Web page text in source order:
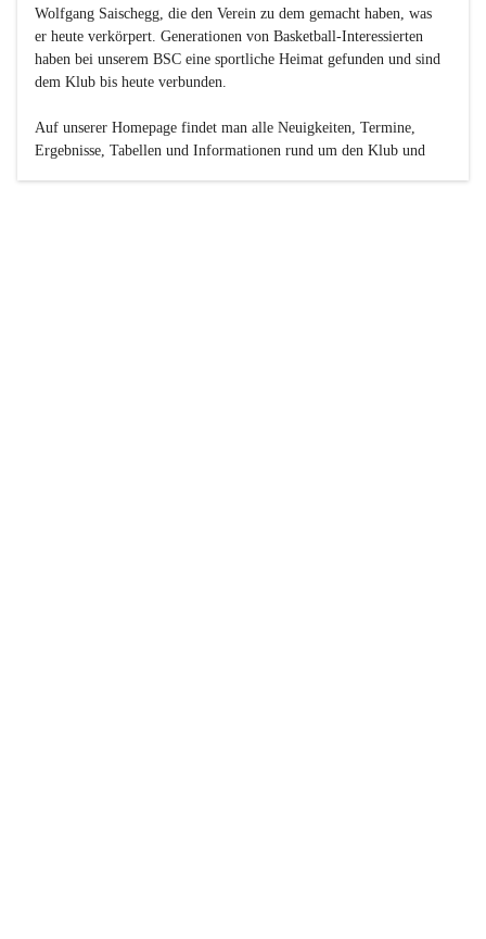
Wolfgang Saischegg, die den Verein zu dem gemacht haben, was
er heute verkörpert. Generationen von Basketball-Interessierten
haben bei unserem BSC eine sportliche Heimat gefunden und sind
dem Klub bis heute verbunden.
Auf unserer Homepage findet man alle Neuigkeiten, Termine,
Ergebnisse, Tabellen und Informationen rund um den Klub und